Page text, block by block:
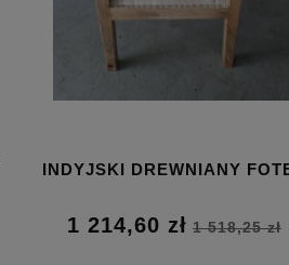
INDYJSKI DREWNIANY
1 214,60 zł 1 518,25 zł